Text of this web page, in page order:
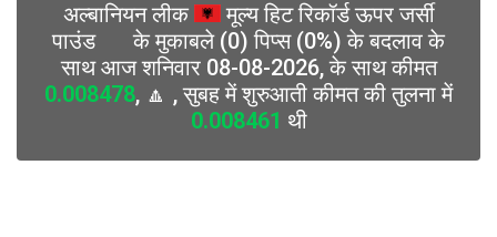
अल्बानियन लीक
मूल्य हिट रिकॉर्ड ऊपर जर्सी
पाउंड
के मुकाबले (0) पिप्स (0%) के बदलाव के
साथ आज शनिवार 08-08-2026, के साथ कीमत
0.008478, 🔼 , सुबह में शुरुआती कीमत की तुलना में
0.008461 थी